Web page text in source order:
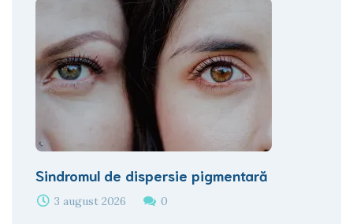
Sindromul de dispersie pigmentară
3 august 2026 0